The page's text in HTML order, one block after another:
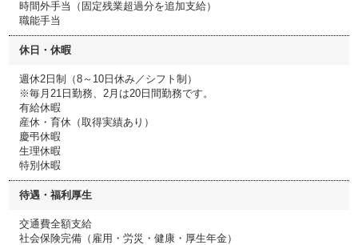
時間外手当（固定残業超過分を追加支給）
職能手当
休日・休暇
週休2日制（8～10日休み／シフト制）
※毎月21日勤務、2月は20日間勤務です。
有給休暇
産休・育休（取得実績あり）
慶弔休暇
生理休暇
特別休暇
待遇・福利厚生
交通費全額支給
社会保険完備（雇用・労災・健康・厚生年金）